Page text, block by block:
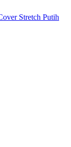
Stretch Putih